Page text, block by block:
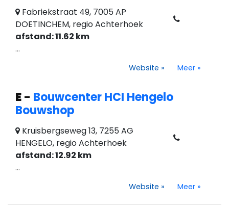
Fabriekstraat 49, 7005 AP
DOETINCHEM, regio Achterhoek
afstand: 11.62 km
...
Website » Meer »
E- Bouwcenter HCI Hengelo
Bouwshop
Kruisbergseweg 13, 7255 AG
HENGELO, regio Achterhoek
afstand: 12.92 km
...
Website » Meer »